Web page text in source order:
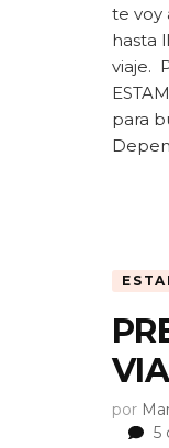
te voy
hasta
viaje.
para
por
5